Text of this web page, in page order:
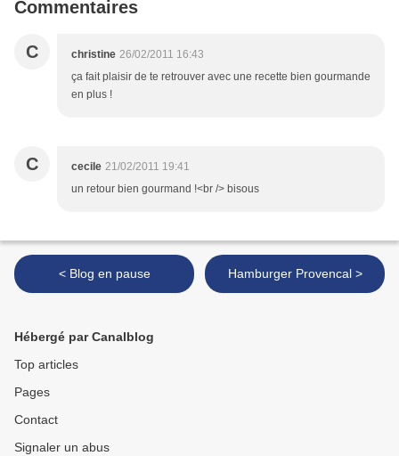
Commentaires
C christine 26/02/2011 16:43
ça fait plaisir de te retrouver avec une recette bien gourmande
en plus !
C cecile 21/02/2011 19:41
un retour bien gourmand !<br /> bisous
< Blog en pause Hamburger Provencal >
Hébergé par Canalblog
Top articles
Pages
Contact
Signaler un abus